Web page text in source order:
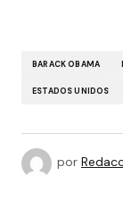
BARACK OBAMA
ESTADOS UNIDOS
por